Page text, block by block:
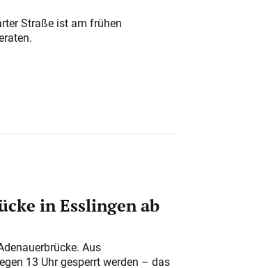
Straße ist am frühen
in Esslingen ab
Aus
13 Uhr gesperrt werden – das